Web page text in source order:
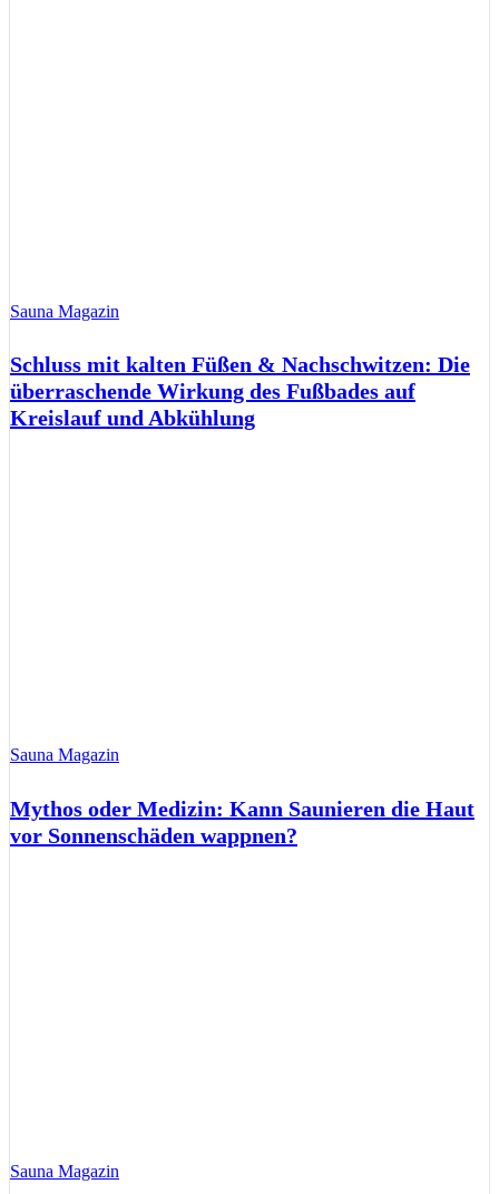
Sauna Magazin
Schluss mit kalten Füßen & Nachschwitzen: Die
überraschende Wirkung des Fußbades auf
Kreislauf und Abkühlung
Sauna Magazin
Mythos oder Medizin: Kann Saunieren die Haut
vor Sonnenschäden wappnen?
Sauna Magazin